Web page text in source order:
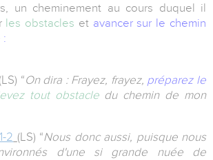
un cheminement au cours duquel il
les obstacles et avancer sur le chemin
:
“On dira : Frayez, frayez, préparez le
tout obstacledu chemin de mon
2 (LS) “Nous donc aussi, puisque nous
d'une si grande nuée de